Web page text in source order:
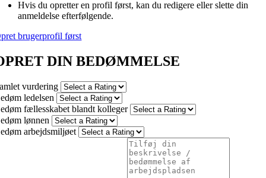
Hvis du opretter en profil først, kan du redigere eller slette din
anmeldelse efterfølgende.
brugerprofil først
DIN BEDØMMELSE
vurdering
ledelsen
fællesskabet blandt kolleger
lønnen
arbejdsmiljøet